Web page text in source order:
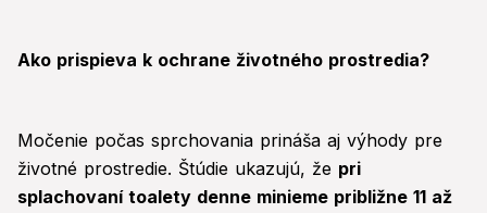
Ako prispieva k ochrane životného prostredia?
Močenie počas sprchovania prináša aj výhody pre
životné prostredie. Štúdie ukazujú, že pri
splachovaní toalety denne minieme približne 11 až